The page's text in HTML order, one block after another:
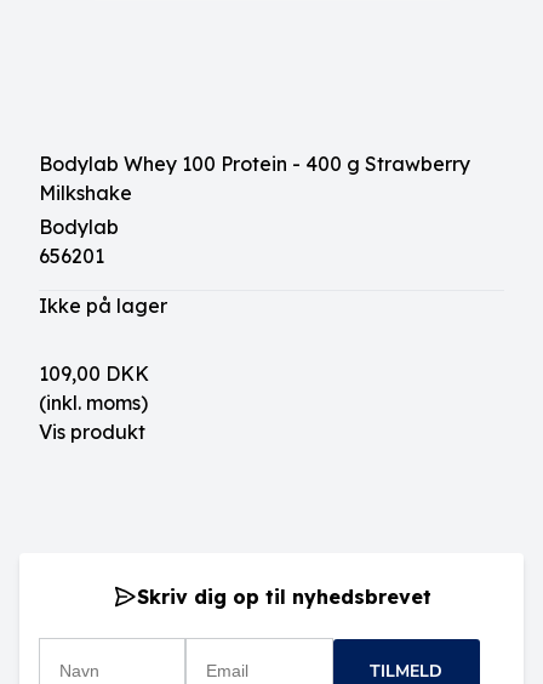
Bodylab Whey 100 Protein - 400 g Strawberry
Milkshake
Bodylab
656201
Ikke på lager
109,00 DKK
(inkl. moms)
Vis produkt
Skriv dig op til nyhedsbrevet
TILMELD